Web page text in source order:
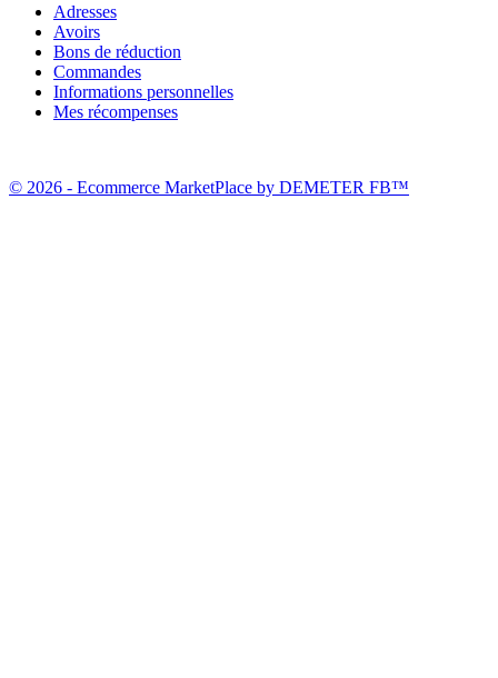
Adresses
Avoirs
Bons de réduction
Commandes
Informations personnelles
Mes récompenses
© 2026 - Ecommerce MarketPlace by DEMETER FB™